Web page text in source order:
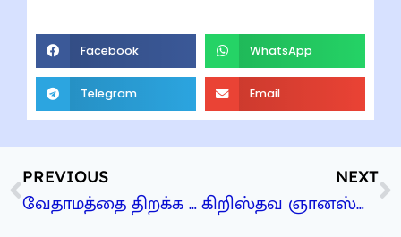
Facebook WhatsApp
Telegram Email
PREVIOUS
வேதாமத்தை திறக்க உதவும் திறவுகோல்கள்
NEXT
கிறிஸ்தவ ஞானஸ்நானம்